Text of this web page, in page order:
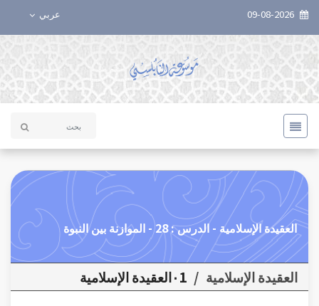
عربي
العقيدة الإسلامية - الدرس : 28 - الموازنة بين النبوة
العقيدة الإسلامية / ٠1العقيدة الإسلامية